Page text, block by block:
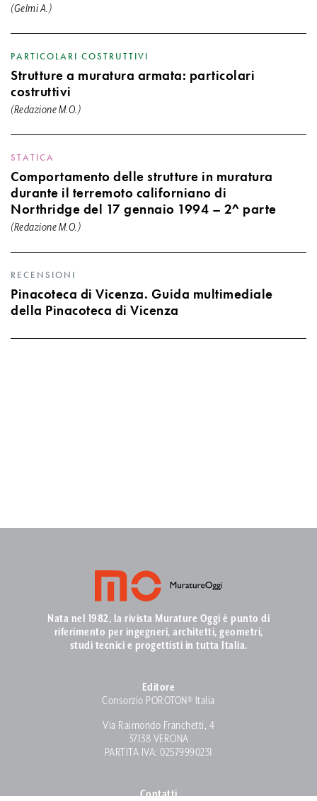
(Gelmi A.)
PARTICOLARI COSTRUTTIVI
Strutture a muratura armata: particolari
costruttivi
(Redazione M.O.)
STATICA
Comportamento delle strutture in muratura
durante il terremoto californiano di
Northridge del 17 gennaio 1994 – 2^ parte
(Redazione M.O.)
RECENSIONI
Pinacoteca di Vicenza. Guida multimediale
della Pinacoteca di Vicenza
Nata nel 1982, la rivista Murature Oggi è punto di
riferimento per ingegneri, architetti, geometri,
studi tecnici e progettisti in tutta Italia.
Editore
Consorzio POROTON® Italia
Via Raimondo Franchetti, 4
37138 VERONA
PARTITA IVA: 02579990231
Contatti